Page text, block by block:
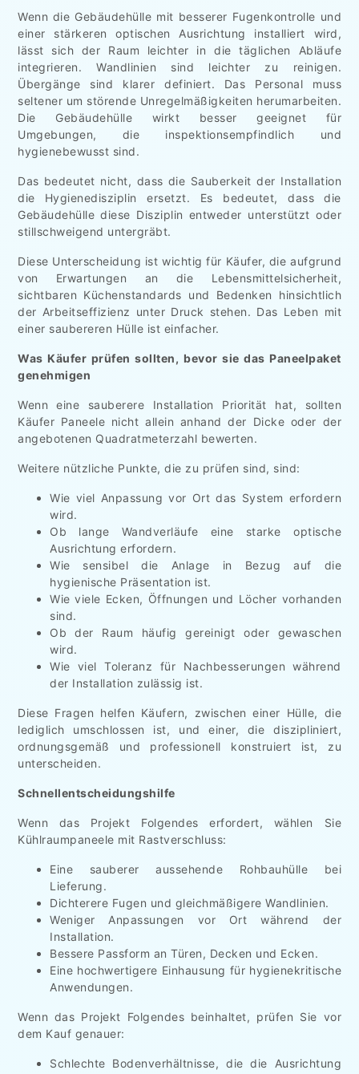
Wenn die Gebäudehülle mit besserer Fugenkontrolle und
einer stärkeren optischen Ausrichtung installiert wird,
lässt sich der Raum leichter in die täglichen Abläufe
integrieren. Wandlinien sind leichter zu reinigen.
Übergänge sind klarer definiert. Das Personal muss
seltener um störende Unregelmäßigkeiten herumarbeiten.
Die Gebäudehülle wirkt besser geeignet für
Umgebungen, die inspektionsempfindlich und
hygienebewusst sind.
Das bedeutet nicht, dass die Sauberkeit der Installation
die Hygienedisziplin ersetzt. Es bedeutet, dass die
Gebäudehülle diese Disziplin entweder unterstützt oder
stillschweigend untergräbt.
Diese Unterscheidung ist wichtig für Käufer, die aufgrund
von Erwartungen an die Lebensmittelsicherheit,
sichtbaren Küchenstandards und Bedenken hinsichtlich
der Arbeitseffizienz unter Druck stehen. Das Leben mit
einer saubereren Hülle ist einfacher.
Was Käufer prüfen sollten, bevor sie das Paneelpaket
genehmigen
Wenn eine sauberere Installation Priorität hat, sollten
Käufer Paneele nicht allein anhand der Dicke oder der
angebotenen Quadratmeterzahl bewerten.
Weitere nützliche Punkte, die zu prüfen sind, sind:
Wie viel Anpassung vor Ort das System erfordern
wird.
Ob lange Wandverläufe eine starke optische
Ausrichtung erfordern.
Wie sensibel die Anlage in Bezug auf die
hygienische Präsentation ist.
Wie viele Ecken, Öffnungen und Löcher vorhanden
sind.
Ob der Raum häufig gereinigt oder gewaschen
wird.
Wie viel Toleranz für Nachbesserungen während
der Installation zulässig ist.
Diese Fragen helfen Käufern, zwischen einer Hülle, die
lediglich umschlossen ist, und einer, die diszipliniert,
ordnungsgemäß und professionell konstruiert ist, zu
unterscheiden.
Schnellentscheidungshilfe
Wenn das Projekt Folgendes erfordert, wählen Sie
Kühlraumpaneele mit Rastverschluss:
Eine sauberer aussehende Rohbauhülle bei
Lieferung.
Dichterere Fugen und gleichmäßigere Wandlinien.
Weniger Anpassungen vor Ort während der
Installation.
Bessere Passform an Türen, Decken und Ecken.
Eine hochwertigere Einhausung für hygienekritische
Anwendungen.
Wenn das Projekt Folgendes beinhaltet, prüfen Sie vor
dem Kauf genauer:
Schlechte Bodenverhältnisse, die die Ausrichtung